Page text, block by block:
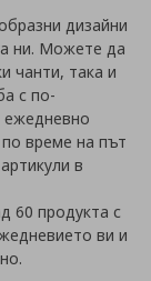
дизайни
ни. Можете да
чанти, така и
с по-
ежедневно
време на път
в
60 продукта с
ви и